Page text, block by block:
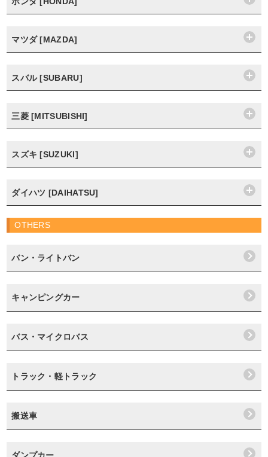
マツダ [MAZDA]
スバル [SUBARU]
三菱 [MITSUBISHI]
スズキ [SUZUKI]
ダイハツ [DAIHATSU]
OTHERS
バン・ライトバン
キャンピングカー
バス・マイクロバス
トラック・軽トラック
搬送車